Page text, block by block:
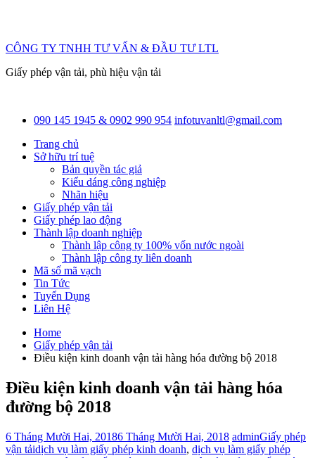
CÔNG TY TNHH TƯ VẤN & ĐẦU TƯ LTL
Giấy phép vận tải, phù hiệu vận tải
090 145 1945 & 0902 990 954 infotuvanltl@gmail.com
Trang chủ
Sở hữu trí tuệ
Bản quyền tác giả
Kiểu dáng công nghiệp
Nhãn hiệu
Giấy phép vận tải
Giấy phép lao động
Thành lập doanh nghiệp
Thành lập công ty 100% vốn nước ngoài
Thành lập công ty liên doanh
Mã số mã vạch
Tin Tức
Tuyển Dụng
Liên Hệ
Home
Giấy phép vận tải
Điều kiện kinh doanh vận tải hàng hóa đường bộ 2018
Điều kiện kinh doanh vận tải hàng hóa
đường bộ 2018
6 Tháng Mười Hai, 20186 Tháng Mười Hai, 2018 adminGiấy phép
vận tảidịch vụ làm giấy phép kinh doanh, dịch vụ làm giấy phép